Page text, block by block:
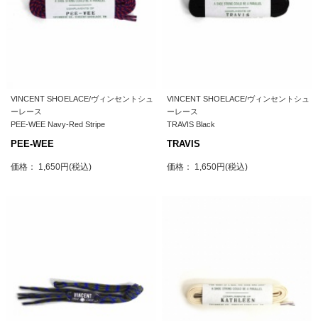
VINCENT SHOELACE/ヴィンセントシュ
ーレース
PEE-WEE Navy-Red Stripe
PEE-WEE
価格： 1,650円(税込)
VINCENT SHOELACE/ヴィンセントシュ
ーレース
TRAVIS Black
TRAVIS
価格： 1,650円(税込)